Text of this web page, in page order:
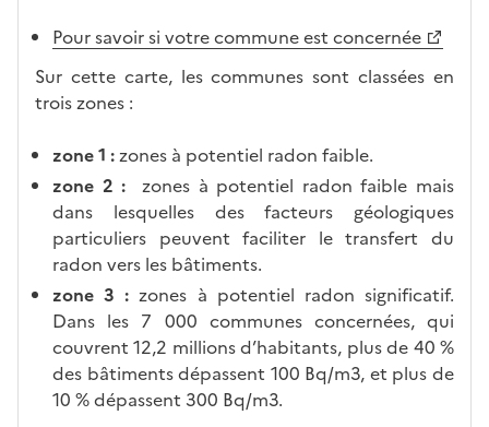
Pour savoir si votre commune est concernée
Sur cette carte, les communes sont classées en
trois zones :
zone 1 :zones à potentiel radon faible.
zone 2 :
zones à potentiel radon faible mais
dans lesquelles des facteurs géologiques
particuliers peuvent faciliter le transfert du
radon vers les bâtiments.
zone 3 : zones à potentiel radon significatif.
Dans les 7 000 communes concernées, qui
couvrent 12,2 millions d’habitants, plus de 40 %
des bâtiments dépassent 100 Bq/m3, et plus de
10 % dépassent 300 Bq/m3.